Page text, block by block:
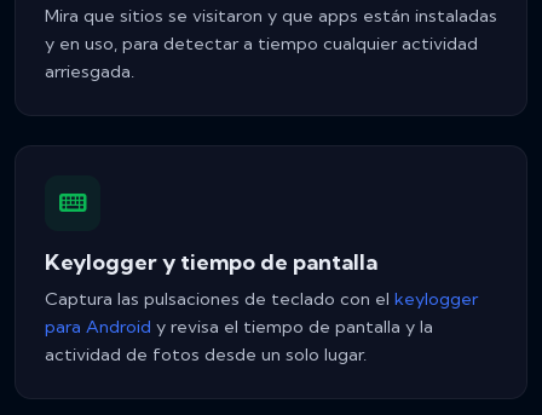
Mira que sitios se visitaron y que apps están instaladas
y en uso, para detectar a tiempo cualquier actividad
arriesgada.
Keylogger y tiempo de pantalla
Captura las pulsaciones de teclado con el keylogger
para Android y revisa el tiempo de pantalla y la
actividad de fotos desde un solo lugar.